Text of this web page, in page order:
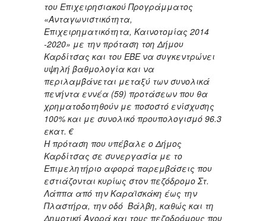
του Επιχειρησιακού Προγράμματος
«Ανταγωνιστικότητα,
Επιχειρηματικότητα, Καινοτομίας 2014
-2020» με την πρόταση τοη Δήμου
Καρδίτσας και του ΕΒΕ να συγκεντρώνει
υψηλή βαθμολογία και να
περιλαμβάνεται μεταξύ των συνολικά
πενήντα εννέα (59) προτάσεων που θα
χρηματοδοτηθούν με ποσοστό ενίσχυσης
100% και με συνολικό προυπολογισμό 96.3
εκατ. €
Η πρόταση που υπέβαλε ο Δήμος
Καρδίτσας σε συνεργασία με το
Επιμελητήριο αφορά παρεμβάσεις που
εστιάζονται κυρίως στον πεζόδρομο Στ.
Λάππα από την Καραϊσκάκη έως την
Πλαστήρα, την οδό Βάλβη, καθώς και τη
Δημοτική Αγορά και τους πεζοδρόμους που